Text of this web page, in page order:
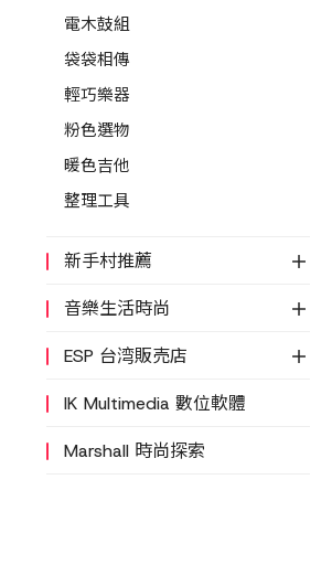
電木鼓組
袋袋相傳
輕巧樂器
粉色選物
暖色吉他
整理工具
新手村推薦
音樂生活時尚
ESP 台湾販売店
IK Multimedia 數位軟體
Marshall 時尚探索